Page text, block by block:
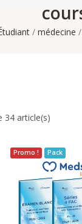
médecine
34 article(s)
Promo ! Pack